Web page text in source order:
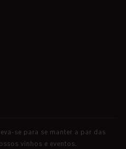
se para se manter a par das
vinhos e eventos.